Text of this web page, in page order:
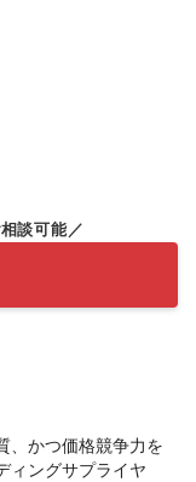
、かつ価格競争力を
ィングサプライヤ